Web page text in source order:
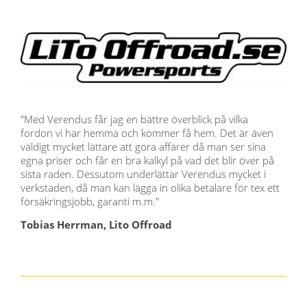
"Med Verendus får jag en bättre överblick på vilka
fordon vi har hemma och kommer få hem. Det är även
väldigt mycket lättare att göra affärer då man ser sina
egna priser och får en bra kalkyl på vad det blir över på
sista raden. Dessutom underlättar Verendus mycket i
verkstaden, då man kan lägga in olika betalare för tex ett
försäkringsjobb, garanti m.m."
Tobias Herrman, Lito Offroad